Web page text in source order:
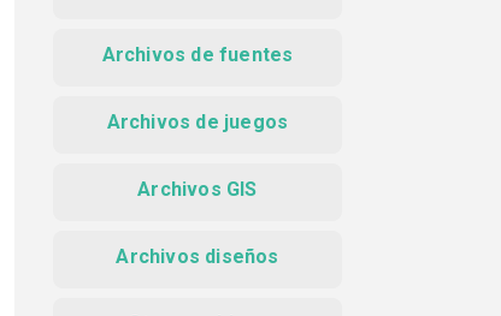
Archivos de fuentes
Archivos de juegos
Archivos GIS
Archivos diseños